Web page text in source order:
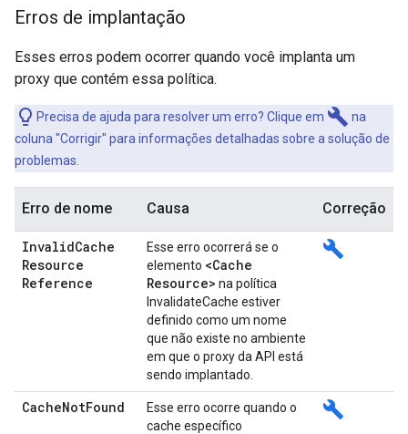
Erros de implantação
Esses erros podem ocorrer quando você implanta um
proxy que contém essa política.
Precisa de ajuda para resolver um erro? Clique em build na
coluna "Corrigir" para informações detalhadas sobre a solução de
problemas.
Erro de nome Causa Correção
InvalidCache
Resource
Reference
Esse erro ocorrerá se o
elemento <Cache
Resource> na política
InvalidateCache estiver
definido como um nome
que não existe no ambiente
em que o proxy da API está
sendo implantado.
build
CacheNotFound
Esse erro ocorre quando o
cache específico
build